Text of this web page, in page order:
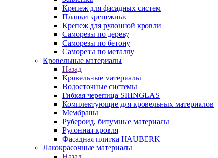
Крепеж для фасадных систем
Планки крепежные
Крепеж для рулонной кровли
Саморезы по дереву
Саморезы по бетону
Саморезы по металлу
Кровельные материалы
Назад
Кровельные материалы
Водосточные системы
Гибкая черепица SHINGLAS
Комплектующие для кровельных материалов
Мембраны
Рубероид, битумные материалы
Рулонная кровля
Фасадная плитка HAUBERK
Лакокрасочные материалы
Назад